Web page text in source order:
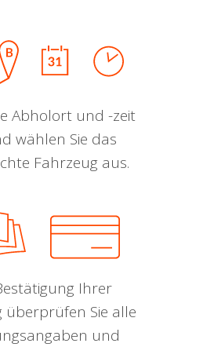
Abholort und -zeit
wählen Sie das
Fahrzeug aus.
Ihrer
überprüfen Sie alle
und